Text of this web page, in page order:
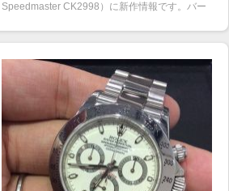
Speedmaster CK2998）に新作情報です。バー
られていましたが公式からもようやく画像だけ
がドロップ。